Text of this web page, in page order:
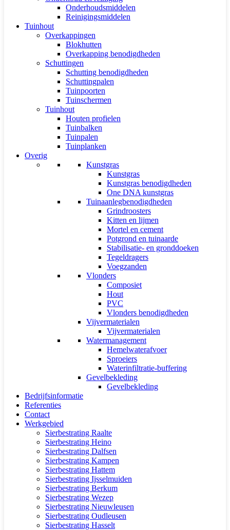
Onderhoudsmiddelen
Reinigingsmiddelen
Tuinhout
Overkappingen
Blokhutten
Overkapping benodigdheden
Schuttingen
Schutting benodigdheden
Schuttingpalen
Tuinpoorten
Tuinschermen
Tuinhout
Houten profielen
Tuinbalken
Tuinpalen
Tuinplanken
Overig
Kunstgras
Kunstgras
Kunstgras benodigdheden
One DNA kunstgras
Tuinaanlegbenodigdheden
Grindroosters
Kitten en lijmen
Mortel en cement
Potgrond en tuinaarde
Stabilisatie- en gronddoeken
Tegeldragers
Voegzanden
Vlonders
Composiet
Hout
PVC
Vlonders benodigdheden
Vijvermaterialen
Vijvermaterialen
Watermanagement
Hemelwaterafvoer
Sproeiers
Waterinfiltratie-buffering
Gevelbekleding
Gevelbekleding
Bedrijfsinformatie
Referenties
Contact
Werkgebied
Sierbestrating Raalte
Sierbestrating Heino
Sierbestrating Dalfsen
Sierbestrating Kampen
Sierbestrating Hattem
Sierbestrating Ijsselmuiden
Sierbestrating Berkum
Sierbestrating Wezep
Sierbestrating Nieuwleusen
Sierbestrating Oudleusen
Sierbestrating Hasselt